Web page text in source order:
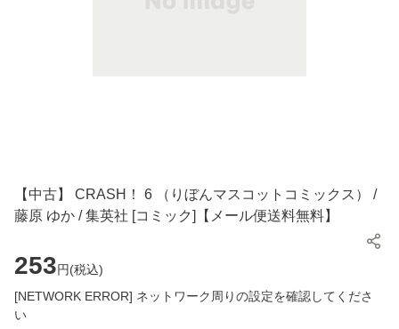
【中古】 CRASH！ 6 （りぼんマスコットコミックス） /
藤原 ゆか / 集英社 [コミック]【メール便送料無料】
253円(税込)
[NETWORK ERROR] ネットワーク周りの設定を確認してくださ
い